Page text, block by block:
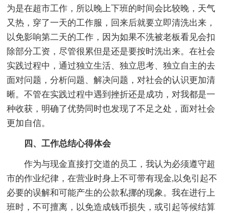
为是在超市工作，所以晚上下班的时间会比较晚，天气
又热，穿了一天的工作服，回来后就要立即清洗出来，
以免影响第二天的工作，因为如果不洗被老板看见会扣
除部分工资，尽管很累但是还是要按时洗出来。在社会
实践过程中，通过独立生活、独立思考、独立自主的去
面对问题，分析问题、解决问题，对社会的认识更加清
晰。不管在实践过程中遇到挫折还是成功，对我都是一
种收获，明确了优势同时也发现了不足之处，面对社会
更加自信。
四、工作总结心得体会
作为与现金直接打交道的员工，我认为必须遵守超
市的作业纪律，在营业时身上不可带有现金,以免引起不
必要的误解和可能产生的公款私挪的现象。我在进行上
班时，不可擅离，以免造成钱币损失，或引起等候结算